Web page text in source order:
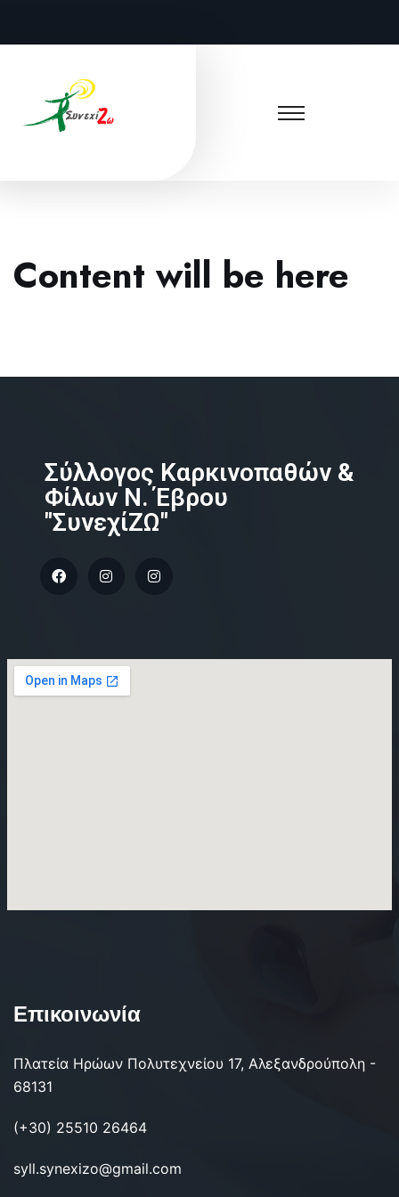
Content will be here
Σύλλογος Καρκινοπαθών &
Φίλων Ν. Έβρου
"ΣυνεχίΖΩ"
Επικοινωνία
Πλατεία Ηρώων Πολυτεχνείου 17, Αλεξανδρούπολη -
68131
(+30) 25510 26464
syll.synexizo@gmail.com